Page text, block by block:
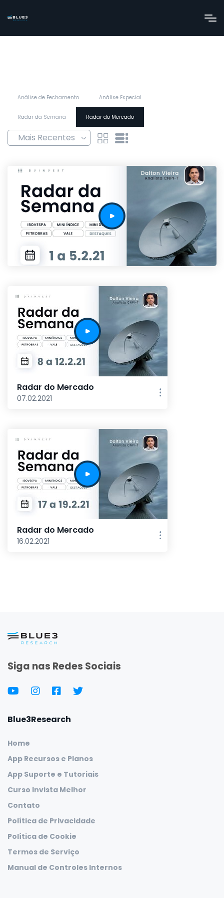
Análise de Fechamento Análise Especial
Radar da Semana Radar do Mercado
Radar do Mercado
07.02.2021
Radar do Mercado
16.02.2021
Siga nas Redes Sociais
Blue3Research
Home
App Recursos e Planos
App Suporte e Tutoriais
Curso Invista Melhor
Contato
Política de Privacidade
Política de Cookie
Termos de Serviço
Manual de Controles Internos